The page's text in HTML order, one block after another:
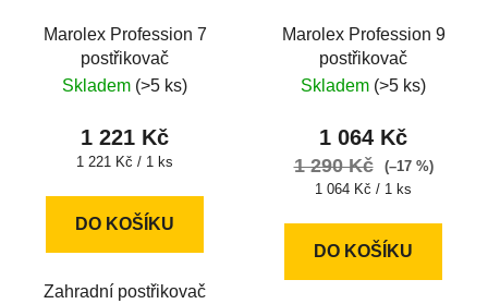
Marolex Profession 7
postřikovač
Skladem (>5 ks)
1 221 Kč
Měrná
1 221 Kč / 1 ks
DO KOŠÍKU
Zahradní postřikovač
Marolex Profession 9
postřikovač
Skladem (>5 ks)
1 064 Kč
1 290 Kč
(–17 %)
Měrná
1 064 Kč / 1 ks
DO KOŠÍKU